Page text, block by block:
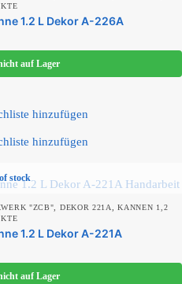
1.2 L Dekor A-226A
auf Lager
hinzufügen
hinzufügen
stock
"ZCB" DEKOR 221A ,KANNEN 1,2
1.2 L Dekor A-221A
auf Lager